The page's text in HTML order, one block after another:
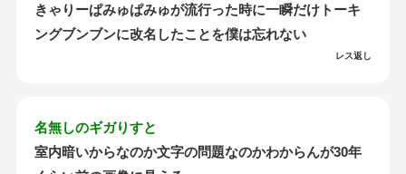
きゃりーぱみゅぱみゅが流行った時に一瞬だけトーキ
ングブンブンに改名したことを僕は忘れない
レス返し
名無しのギガりすと
室内暗いからなのか文字の問題なのかわからんが30年